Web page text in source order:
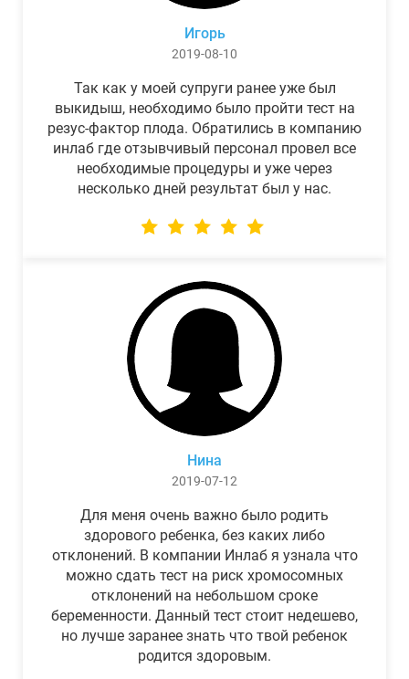
Игорь
2019-08-10
Так как у моей супруги ранее уже был
выкидыш, необходимо было пройти тест на
резус-фактор плода. Обратились в компанию
инлаб где отзывчивый персонал провел все
необходимые процедуры и уже через
несколько дней результат был у нас.
Нина
2019-07-12
Для меня очень важно было родить
здорового ребенка, без каких либо
отклонений. В компании Инлаб я узнала что
можно сдать тест на риск хромосомных
отклонений на небольшом сроке
беременности. Данный тест стоит недешево,
но лучше заранее знать что твой ребенок
родится здоровым.